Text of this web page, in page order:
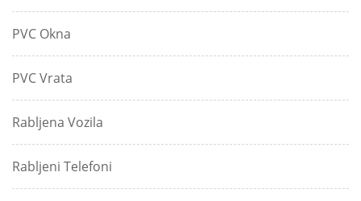
PVC Okna
PVC Vrata
Rabljena Vozila
Rabljeni Telefoni